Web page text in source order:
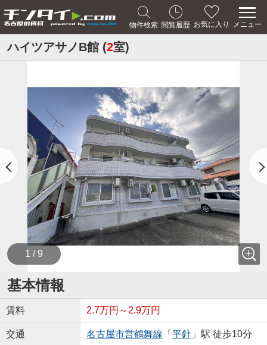
物件検索 閲覧履歴 お気に入り メニュー
ハイツアサノB館 (2室)
1 / 9
基本情報
賃料 2.7万円～2.9万円
交通 名古屋市営鶴舞線 「 平針」駅 徒歩10分